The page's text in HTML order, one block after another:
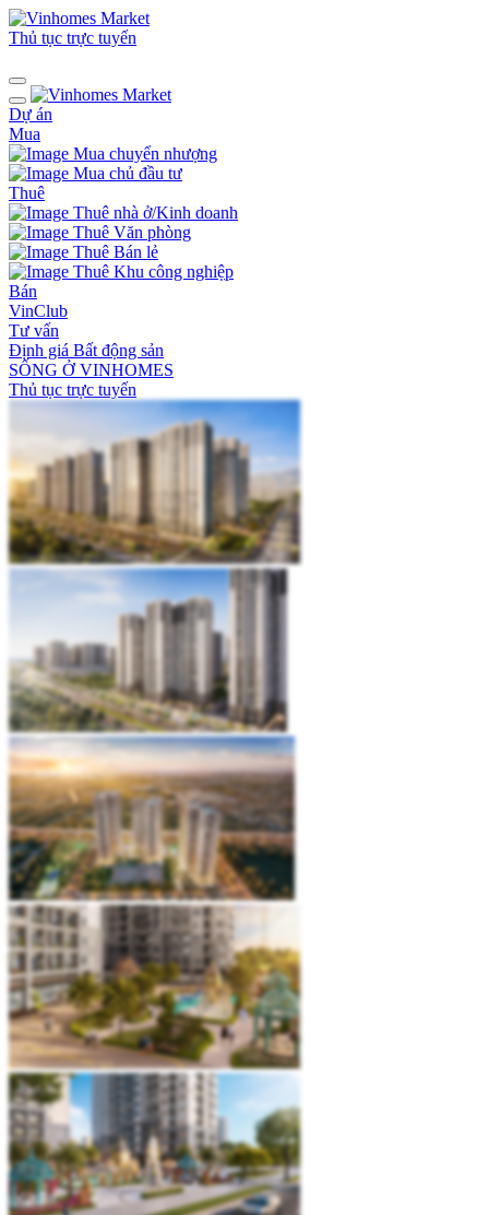
Thủ tục trực tuyến
Dự án
Mua
Mua chuyển nhượng
Mua chủ đầu tư
Thuê
Thuê nhà ở/Kinh doanh
Thuê Văn phòng
Thuê Bán lẻ
Thuê Khu công nghiệp
Bán
VinClub
Tư vấn
Định giá Bất động sản
SỐNG Ở VINHOMES
Thủ tục trực tuyến